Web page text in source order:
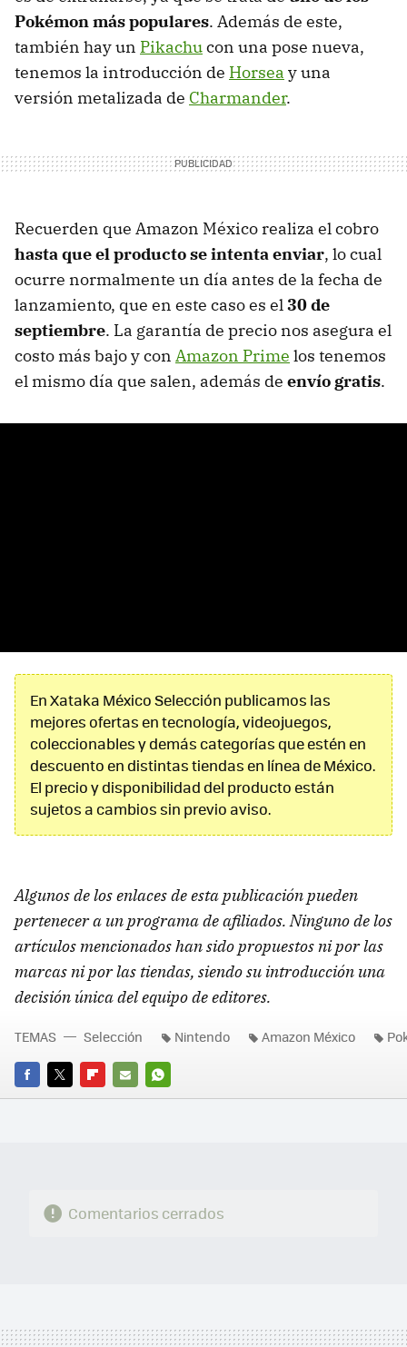
Pokémon más populares. Además de este,
también hay un Pikachucon una pose nueva,
tenemos la introducción de Horsea y una
versión metalizada de Charmander.
Recuerden que Amazon México realiza el cobro
hasta que el producto se intenta enviar, lo cual
ocurre normalmente un día antes de la fecha de
lanzamiento, que en este caso es el30 de
septiembre. La garantía de precio nos asegura el
costo más bajo y con Amazon Prime los tenemos
el mismo día que salen, además de envío gratis.
En Xataka México Selección publicamos las
mejores ofertas en tecnología, videojuegos,
coleccionables y demás categorías que estén en
descuento en distintas tiendas en línea de México.
El precio y disponibilidad del producto están
sujetos a cambios sin previo aviso.
Algunos de los enlaces de esta publicación pueden
pertenecer a un programa de afiliados. Ninguno de los
artículos mencionados han sido propuestos ni por las
marcas ni por las tiendas, siendo su introducción una
decisión única del equipo de editores.
FACEBOOK
TWITTERFLIPBOARD
E-
WHATSAPP
TEMAS Selección Nintendo Amazon México
Comentarios cerrados